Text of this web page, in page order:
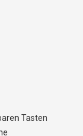
Tasten